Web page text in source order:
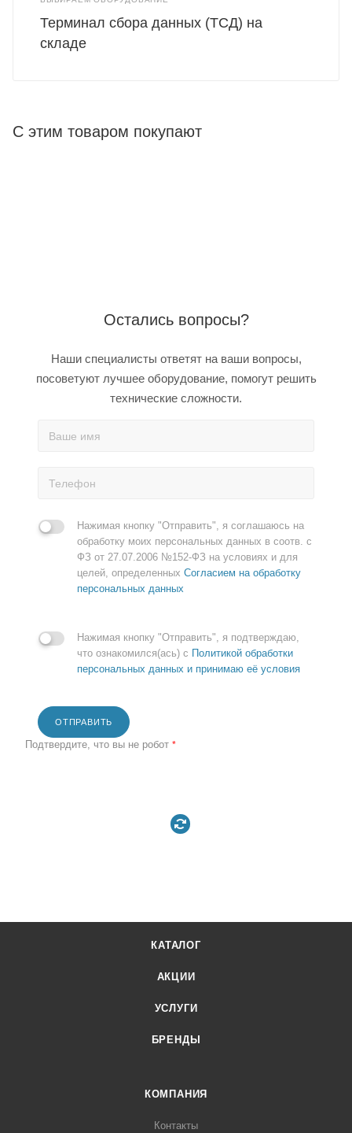
Терминал сбора данных (ТСД) на
складе
С этим товаром покупают
Остались вопросы?
Наши специалисты ответят на ваши вопросы,
посоветуют лучшее оборудование, помогут решить
технические сложности.
Нажимая кнопку "Отправить", я соглашаюсь на
обработку моих персональных данных в соотв. с
ФЗ от 27.07.2006 №152-ФЗ на условиях и для
целей, определенных Согласием на обработку
персональных данных
Нажимая кнопку "Отправить", я подтверждаю,
что ознакомился(ась) с Политикой обработки
персональных данных и принимаю её условия
ОТПРАВИТЬ
Подтвердите, что вы не робот *
КАТАЛОГ
АКЦИИ
УСЛУГИ
БРЕНДЫ
КОМПАНИЯ
Контакты